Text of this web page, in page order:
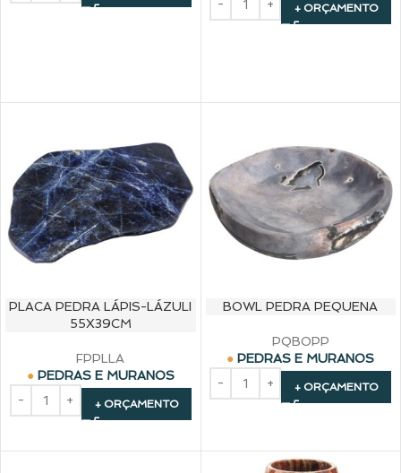
+ ORÇAMENTO
PLACA PEDRA LÁPIS-LÁZULI
55X39CM
FPPLLA
PEDRAS E MURANOS
+ ORÇAMENTO
BOWL PEDRA PEQUENA
PQBOPP
PEDRAS E MURANOS
+ ORÇAMENTO